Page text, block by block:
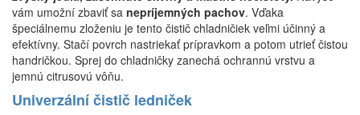
vám umožní zbaviť sa nepríjemných pachov. Vďaka
špeciálnemu zloženiu je tento čistič chladničiek veľmi účinný a
efektívny. Stačí povrch nastriekať prípravkom a potom utrieť čistou
handričkou. Sprej do chladničky zanechá ochrannú vrstvu a
jemnú citrusovú vôňu.
Univerzální čistič ledniček